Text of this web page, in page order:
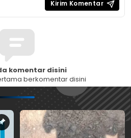
komentar disini
berkomentar disini